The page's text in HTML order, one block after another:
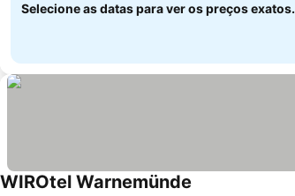
Selecione as datas para ver os preços exatos.
WIROtel Warnemünde